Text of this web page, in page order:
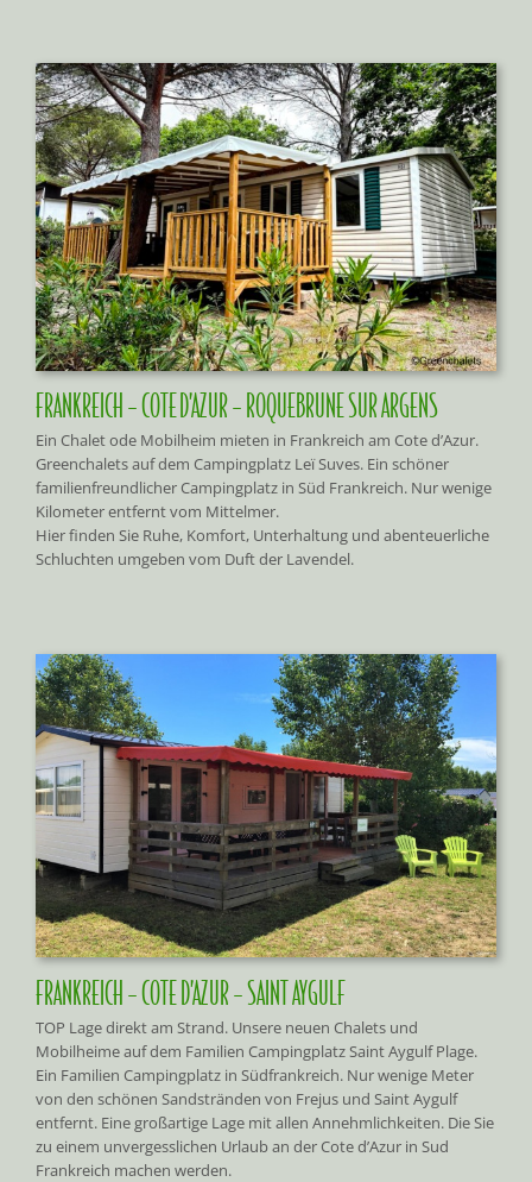
FRANKREICH – COTE D’AZUR – ROQUEBRUNE SUR ARGENS
Ein Chalet ode Mobilheim mieten in Frankreich am Cote d’Azur.
Greenchalets auf dem Campingplatz Leï Suves. Ein schöner
familienfreundlicher Campingplatz in Süd Frankreich. Nur wenige
Kilometer entfernt vom Mittelmer.
Hier finden Sie Ruhe, Komfort, Unterhaltung und abenteuerliche
Schluchten umgeben vom Duft der Lavendel.
FRANKREICH – COTE D’AZUR – SAINT AYGULF
TOP Lage direkt am Strand. Unsere neuen Chalets und
Mobilheime auf dem Familien Campingplatz Saint Aygulf Plage.
Ein Familien Campingplatz in Südfrankreich. Nur wenige Meter
von den schönen Sandstränden von Frejus und Saint Aygulf
entfernt. Eine großartige Lage mit allen Annehmlichkeiten. Die Sie
zu einem unvergesslichen Urlaub an der Cote d’Azur in Sud
Frankreich machen werden.